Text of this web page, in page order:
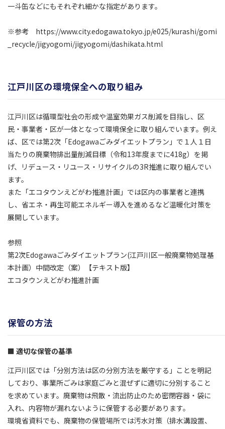
一斗缶などにもそれぞれ細かな指定があります。
※参考 https://www.city.edogawa.tokyo.jp/e025/kurashi/gomi
_recycle/jigyogomi/jigyogomi/dashikata.html
江戸川区の環境保全への取り組み
江戸川区は循環型社会の形成や温室効果ガス削減を目指し、区
民・事業者・区が一体となって環境保全に取り組んでいます。例え
ば、区では第2次「Edogawaごみダイエットプラン」で１人１日
当たりの廃棄物排出量削減目標（令和13年度までに418g）を掲
げ、リデュース・リユース・リサイクルの3R推進に取り組んでい
ます。
また「エコタウンえどがわ推進計画」では区内の事業者と連携
し、省エネ・再生可能エネルギー導入を進めるなど温暖化対策を
展開しています。
参照
第2次Edogawaごみダイエットプラン(江戸川区一般廃棄物処理基
本計画）中間改定（案）【テキスト版】
エコタウンえどがわ推進計画
保管の方法
適切な保管の基準
江戸川区では「分別方法は区の分別方法を厳守する」ことを明記
しており、事業所ごみは家庭ごみと混ぜずに適切に分別すること
を求めています。廃棄物は飛散・流出防止のため密閉容器・袋に
入れ、内容物が漏れないように保管する必要があります。
環境省資料でも、廃棄物の保管場所では汚水対策（排水溝設置、